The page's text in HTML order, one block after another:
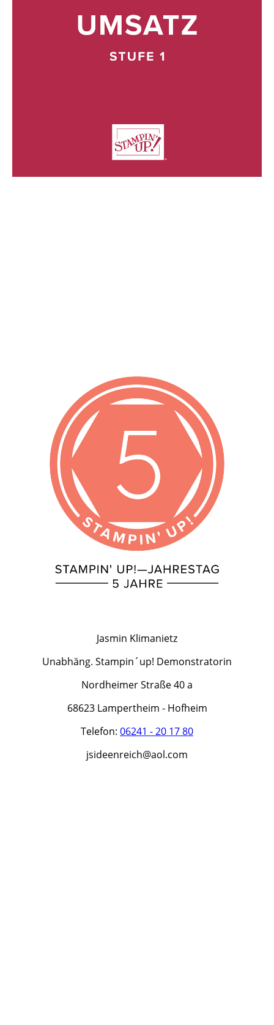
Jasmin Klimanietz
Unabhäng. Stampin´up! Demonstratorin
Nordheimer Straße 40 a
68623 Lampertheim - Hofheim
Telefon: 06241 - 20 17 80
jsideenreich@aol.com